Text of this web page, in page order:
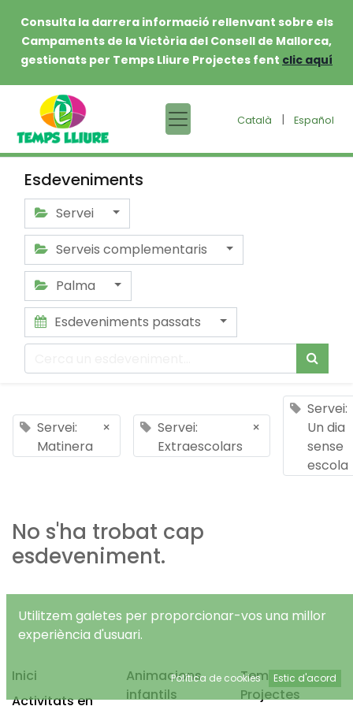
Consulta la darrera informació rellenvant sobre els
Campaments de la Victòria del Consell de Mallorca,
gestionats per Temps Lliure Projectes fent clic aquí
Català | Español
Esdeveniments
Servei
Serveis complementaris
Palma
Esdeveniments passats
Servei:
Matinera
×
Servei:
Extraescolars
×
Servei:
Un dia
sense
escola
No s'ha trobat cap
esdeveniment.
Inici
Activitats en
Animacions
infantils
Temps Lliure
Projectes
Utilitzem galetes per proporcionar-vos una millor
experiència d'usuari.
Política de cookies Estic d'acord